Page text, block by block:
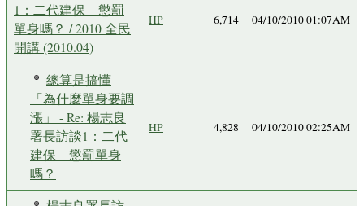
1：二代建保 懲罰
單身嗎？ / 2010 全民
開講 (2010.04)
HP 6,714 04/10/2010 01:07AM
總算是搞懂
「為什麼單身要調
漲」 - Re: 楊志良
署長訪談1：二代
建保 懲罰單身
嗎？
HP 4,828 04/10/2010 02:25AM